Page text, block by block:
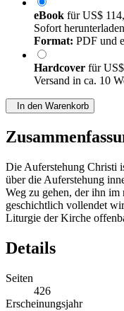
eBook fürUS$
Sofort
Format: PDF und
Hardcover für
Versand in ca. 10
In den Warenkorb
Die Auferstehung Christi
über die Auferstehung
Weg zu gehen, der ihn
geschichtlich vollendet
Liturgie der Kirche
Details
Seiten
426
Erscheinungsjahr